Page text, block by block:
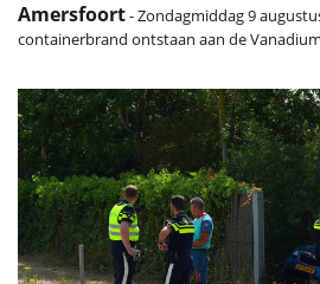
Amersfoort- Zondagmiddag 9
containerbrand ontstaan aan de